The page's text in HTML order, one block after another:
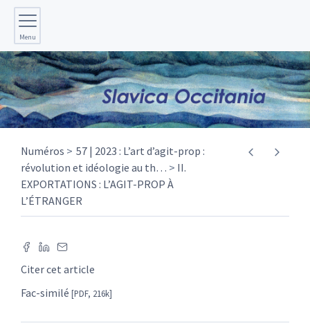
Menu
Numéros
57 | 2023 : L’art d’agit-prop :
révolution et idéologie au th…
II.
EXPORTATIONS : L’AGIT-PROP À
L’ÉTRANGER
Citer cet article
Fac-similé [PDF, 216k]